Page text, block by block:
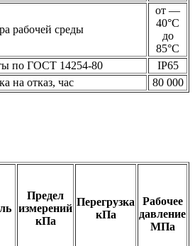
рабочей среды
от —
40°С
до
85°С
по ГОСТ 14254-80
IP65
на отказ, час
80 000
Предел
измерений
кПа
Перегрузка
кПа
Рабочее
давление
МПа